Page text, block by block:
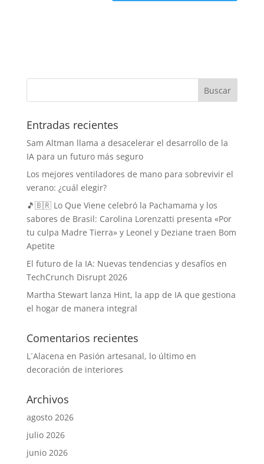
Entradas recientes
Sam Altman llama a desacelerar el desarrollo de la
IA para un futuro más seguro
Los mejores ventiladores de mano para sobrevivir el
verano: ¿cuál elegir?
🎵🇧🇷 Lo Que Viene celebró la Pachamama y los
sabores de Brasil: Carolina Lorenzatti presenta «Por
tu culpa Madre Tierra» y Leonel y Deziane traen Bom
Apetite
El futuro de la IA: Nuevas tendencias y desafíos en
TechCrunch Disrupt 2026
Martha Stewart lanza Hint, la app de IA que gestiona
el hogar de manera integral
Comentarios recientes
L´Alacena en Pasión artesanal, lo último en
decoración de interiores
Archivos
agosto 2026
julio 2026
junio 2026